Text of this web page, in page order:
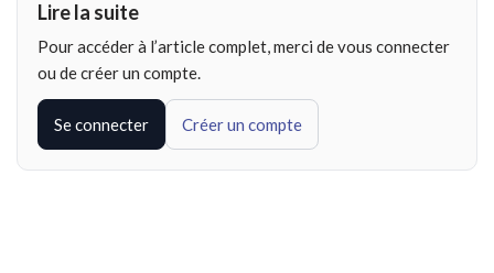
Lire la suite
Pour accéder à l’article complet, merci de vous connecter
ou de créer un compte.
Se connecter Créer un compte